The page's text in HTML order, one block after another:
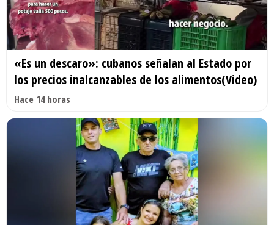
«Es un descaro»: cubanos señalan al Estado por
los precios inalcanzables de los alimentos(Video)
Hace 14 horas